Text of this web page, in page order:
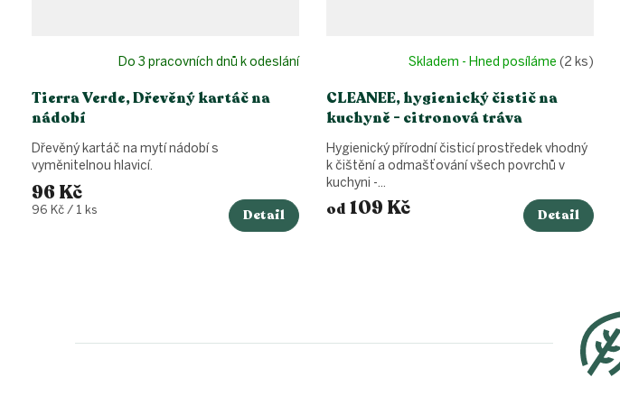
Tierra Verde, Dřevěný kartáč na
nádobí
Do 3 pracovních dnů k odeslání
96 Kč
Měrná
96 Kč / 1 ks Detail
Dřevěný kartáč na mytí nádobí s
vyměnitelnou hlavicí.
CLEANEE, hygienický čistič na
kuchyně - citronová tráva
Skladem - Hned posíláme (2 ks)
od 109 Kč Detail
Hygienický přírodní čisticí prostředek vhodný
k čištění a odmašťování všech povrchů v
kuchyni -...